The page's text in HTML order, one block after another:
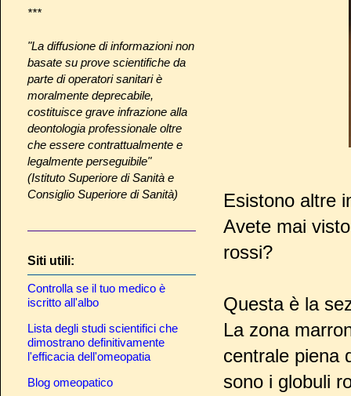
Esistono altre
Avete mai
rossi?
Questa è la
La zona
centrale piena
sono i globuli
***
"La diffusione di informazioni non
basate su prove scientifiche da
parte di operatori sanitari è
moralmente deprecabile,
costituisce grave infrazione alla
deontologia professionale oltre
che essere contrattualmente e
legalmente perseguibile"
(Istituto Superiore di Sanità e
Consiglio Superiore di Sanità)
Siti utili:
Controlla se il tuo medico è
iscritto all'albo
Lista degli studi scientifici che
dimostrano definitivamente
l'efficacia dell'omeopatia
Blog omeopatico